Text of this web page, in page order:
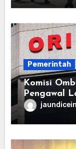
Pemerintah
Komisi
Pengawal
Hak